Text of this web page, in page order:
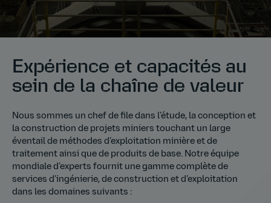
Expérience et capacités au
sein de la chaîne de valeur
Nous sommes un chef de file dans l’étude, la conception et
la construction de projets miniers touchant un large
éventail de méthodes d’exploitation minière et de
traitement ainsi que de produits de base. Notre équipe
mondiale d’experts fournit une gamme complète de
services d’ingénierie, de construction et d’exploitation
dans les domaines suivants :